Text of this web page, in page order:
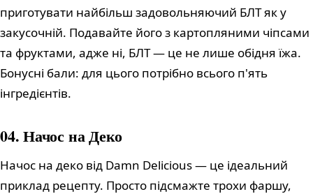
приготувати найбільш задовольняючий БЛТ як у
закусочній. Подавайте його з картопляними чіпсами
та фруктами, адже ні, БЛТ — це не лише обідня їжа.
Бонусні бали: для цього потрібно всього п'ять
інгредієнтів.
04. Начос на Деко
Начос на деко від Damn Delicious — це ідеальний
приклад рецепту. Просто підсмажте трохи фаршу,